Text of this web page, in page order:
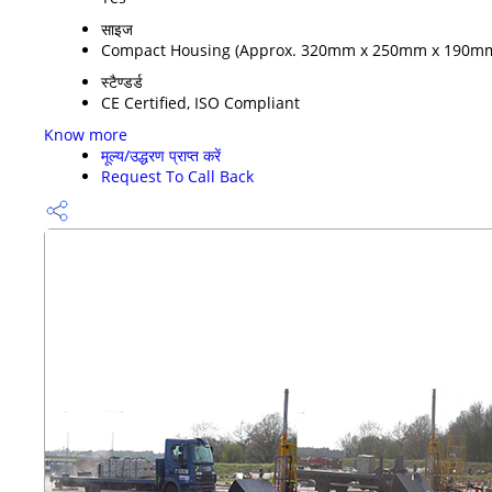
साइज
Compact Housing (Approx. 320mm x 250mm x
स्टैण्डर्ड
CE Certified, ISO Compliant
Know more
मूल्य/उद्धरण प्राप्त करें
Request To Call Back